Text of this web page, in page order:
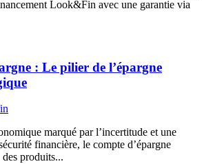
Look&Fin avec une garantie via
: Le pilier de l’épargne
marqué par l’incertitude et une
financière, le compte d’épargne
des produits...